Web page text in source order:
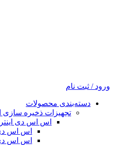
ورود / ثبت نام
دسته‌بندی محصولات
تجهیزات ذخیره سازی
اس اس دی
اس اس
اس اس